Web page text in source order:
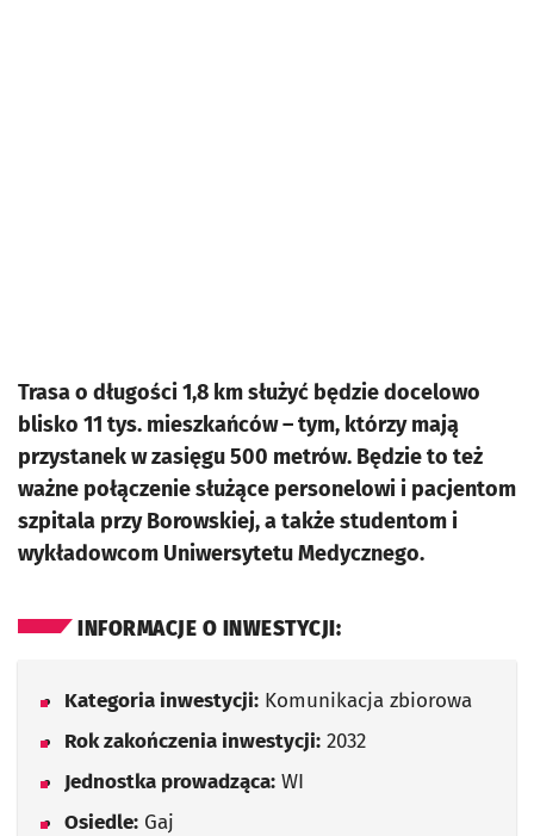
Trasa o długości 1,8 km służyć będzie docelowo
blisko 11 tys. mieszkańców – tym, którzy mają
przystanek w zasięgu 500 metrów. Będzie to też
ważne połączenie służące personelowi i pacjentom
szpitala przy Borowskiej, a także studentom i
wykładowcom Uniwersytetu Medycznego.
INFORMACJE O INWESTYCJI:
Kategoria inwestycji: Komunikacja zbiorowa
Rok zakończenia inwestycji: 2032
Jednostka prowadząca: WI
Osiedle: Gaj